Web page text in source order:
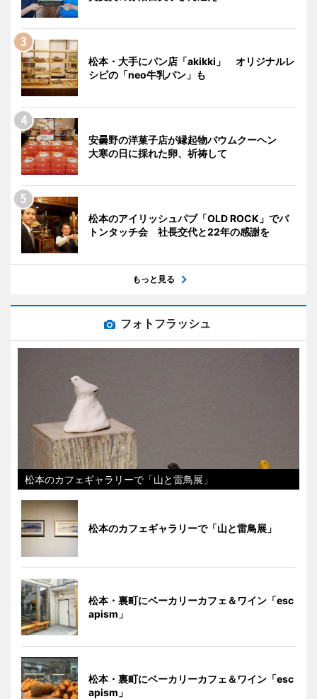
松本・大手にパン店「akikki」 オリジナルレ
シピの「neo牛乳パン」も
安曇野の洋菓子店が縁起物バウムクーヘン
大寒の日に採れた卵、祈祷して
松本のアイリッシュパブ「OLD ROCK」でバ
トンタッチ会 社長交代と22年の感謝を
もっと見る
フォトフラッシュ
松本のカフェギャラリーで「山と雷鳥展」
松本のカフェギャラリーで「山と雷鳥展」
松本・裏町にベーカリーカフェ＆ワイン「esc
apism」
松本・裏町にベーカリーカフェ＆ワイン「esc
apism」